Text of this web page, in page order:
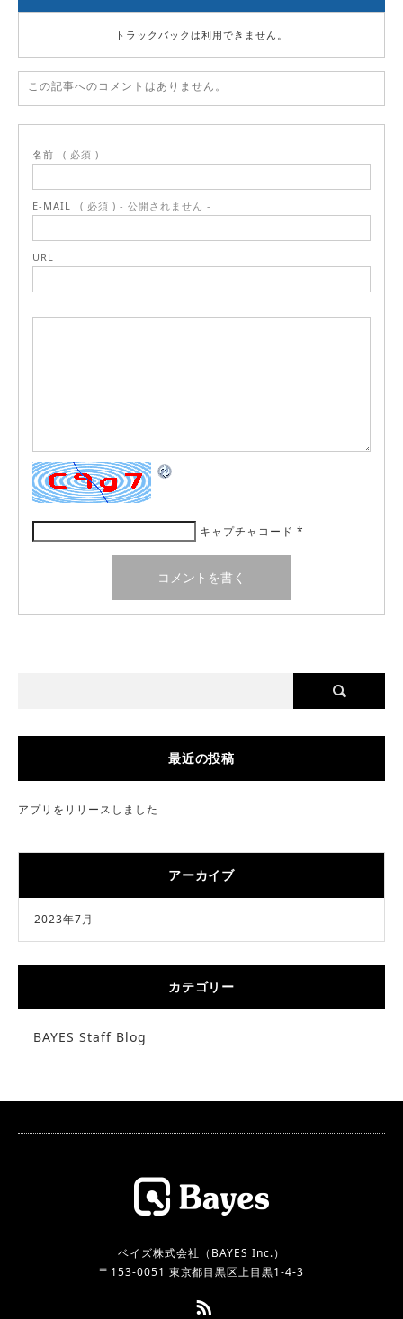
トラックバックは利用できません。
この記事へのコメントはありません。
名前 ( 必須 )
E-MAIL ( 必須 ) - 公開されません -
URL
キャプチャコード *
最近の投稿
アプリをリリースしました
アーカイブ
2023年7月
カテゴリー
BAYES Staff Blog
ベイズ株式会社（BAYES Inc.）
〒153-0051 東京都目黒区上目黒1-4-3